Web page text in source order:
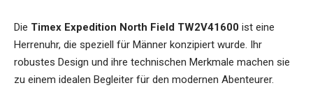
Die Timex Expedition North Field TW2V41600 ist eine
Herrenuhr, die speziell für Männer konzipiert wurde. Ihr
robustes Design und ihre technischen Merkmale machen sie
zu einem idealen Begleiter für den modernen Abenteurer.